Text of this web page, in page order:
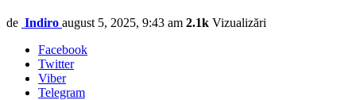
de Indiro august 5, 2025, 9:43 am 2.1k Vizualizări
Facebook
Twitter
Viber
Telegram